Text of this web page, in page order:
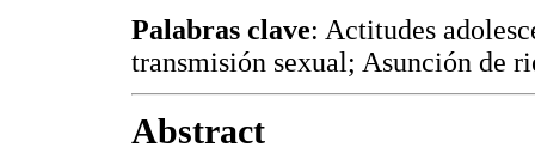
Palabras clave: Actitudes
transmisión sexual; Asunción de
Abstract